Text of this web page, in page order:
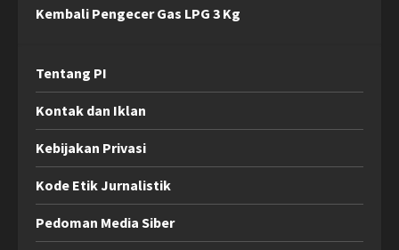
Kembali Pengecer Gas LPG 3 Kg
Tentang PI
Kontak dan Iklan
Kebijakan Privasi
Kode Etik Jurnalistik
Pedoman Media Siber